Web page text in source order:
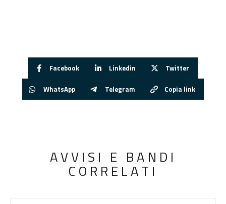
Facebook Linkedin Twitter
WhatsApp Telegram Copia link
AVVISI E BANDI
CORRELATI